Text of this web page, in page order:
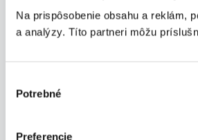
Na prispôsobenie obsahu a reklám,
a analýzy. Títo partneri môžu
súhlasu
Potrebné
Preferencie